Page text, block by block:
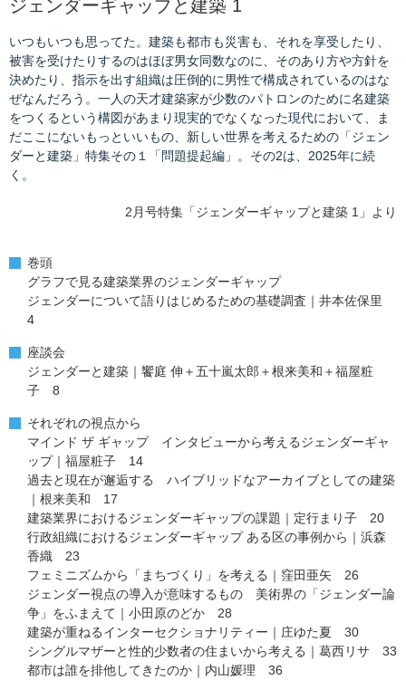
ジェンダーギャップと建築 1
いつもいつも思ってた。建築も都市も災害も、それを享受したり、
被害を受けたりするのはほぼ男女同数なのに、そのあり方や方針を
決めたり、指示を出す組織は圧倒的に男性で構成されているのはな
ぜなんだろう。一人の天才建築家が少数のパトロンのために名建築
をつくるという構図があまり現実的でなくなった現代において、ま
だここにないもっといいもの、新しい世界を考えるための「ジェン
ダーと建築」特集その１「問題提起編」。その2は、2025年に続
く。
2月号特集「ジェンダーギャップと建築 1」より
巻頭
グラフで見る建築業界のジェンダーギャップ
ジェンダーについて語りはじめるための基礎調査｜井本佐保里
4
座談会
ジェンダーと建築｜饗庭 伸＋五十嵐太郎＋根来美和＋福屋粧
子 8
それぞれの視点から
マインド ザ ギャップ インタビューから考えるジェンダーギャ
ップ｜福屋粧子 14
過去と現在が邂逅する ハイブリッドなアーカイブとしての建築
｜根来美和 17
建築業界におけるジェンダーギャップの課題｜定行まり子 20
行政組織におけるジェンダーギャップ ある区の事例から｜浜森
香織 23
フェミニズムから「まちづくり」を考える｜窪田亜矢 26
ジェンダー視点の導入が意味するもの 美術界の「ジェンダー論
争」をふまえて｜小田原のどか 28
建築が重ねるインターセクショナリティー｜庄ゆた夏 30
シングルマザーと性的少数者の住まいから考える｜葛西リサ 33
都市は誰を排他してきたのか｜内山媛理 36